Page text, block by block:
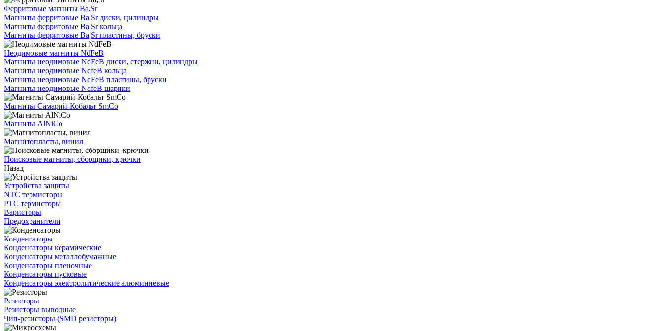
Ферритовые магниты Ba,Sr
Магниты ферритовые Ba,Sr диски, цилиндры
Магниты ферритовые Ba,Sr кольца
Магниты ферритовые Ba,Sr пластины, бруски
Неодимовые магниты NdFeB
Магниты неодимовые NdFeB диски, стержни, цилиндры
Магниты неодимовые NdfeB кольца
Магниты неодимовые NdFeB пластины, бруски
Магниты неодимовые NdfeB шарики
Магниты Самарий-Кобальт SmCo
Магниты AlNiCo
Магнитопласты, винил
Поисковые магниты, сборщики, крючки
Назад
Устройства защиты
NTC термисторы
PTC термисторы
Варисторы
Предохранители
Конденсаторы
Конденсаторы керамические
Конденсаторы металлобумажные
Конденсаторы пленочные
Конденсаторы пусковые
Конденсаторы электролитические алюминиевые
Резисторы
Резисторы выводные
Чип-резисторы (SMD резисторы)